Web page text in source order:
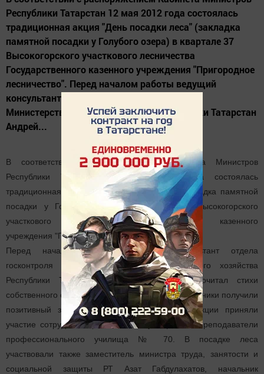
Республики Татарстан 12 мая 2012 года состоялась
традиционная акция "День посадки леса" (закладка
памятной посадки у Голубого озера) в квартале 37
Высокогорского участкового лесничества
Государственного казенного учреждения "Пригородное
лесничество". Перед началом работы ведущий
консультант отдела госконтроля и надзора
Министерства лесного хозяйства Республики Татарстан
Андрей...
В соответствии с распоряжением Кабинета Министров
Республики Татарстан 12 мая 2012 года состоялась
традиционная акция "День посадки леса" (закладка памятной
посадки у Голубого озера) в квартале 37 Высокогорского
участкового лесничества Государственного казенного
учреждения "Пригородное лесничество".
Перед началом работы ведущий консультант отдела
госконтроля и надзора Министерства лесного хозяйства
Республики Татарстан Андрей Атаманов прочитал стихи
собственного сочинения о лесе, тем самым участники получили
позитивный заряд и настрой на работу. В акции приняли
участие сотрудники ЦСОН "Эмет", учащиеся и преподаватели
профессионального училища № 70. В посадке леса
участвовали также заместитель министра труда, занятости и
социальной защиты РТ Азат Габдулахатов, начальник